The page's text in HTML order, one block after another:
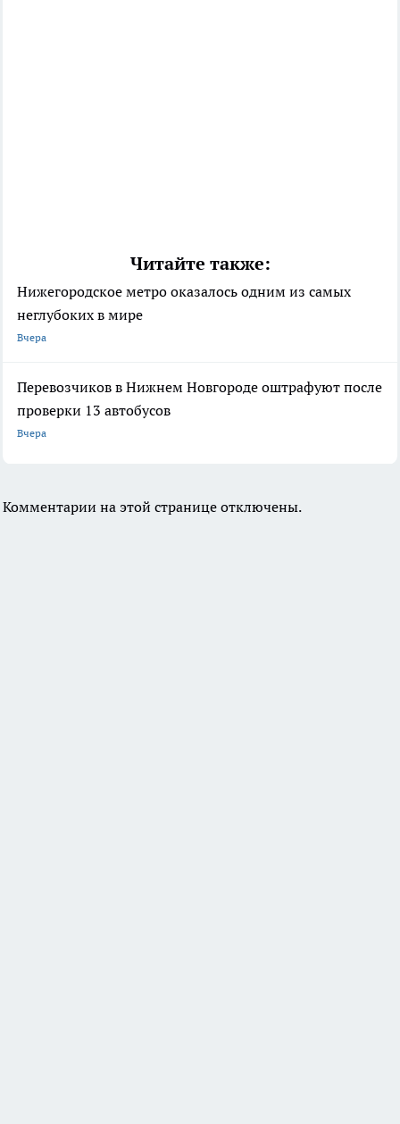
Читайте также:
Нижегородское метро оказалось одним из самых
неглубоких в мире
Вчера
Перевозчиков в Нижнем Новгороде оштрафуют после
проверки 13 автобусов
Вчера
Комментарии на этой странице отключены.